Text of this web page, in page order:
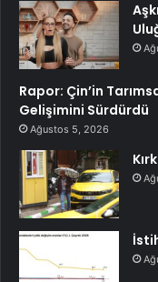
Rapor: Çin’in
Gelişimini Sürdürdü
Ağustos 5, 2026